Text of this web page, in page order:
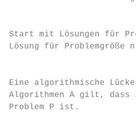
Start mit Lösungen für
Lösung für
Eine algorithmische
Algorithmen A gilt, dass
Problem P ist.